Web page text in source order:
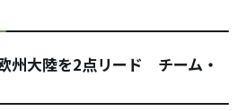
州大陸を2点リード チーム・